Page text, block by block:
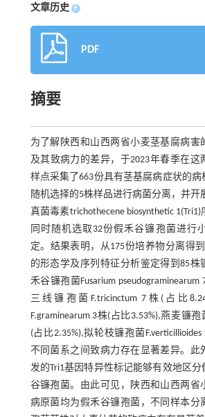
文章历史 +
PDF
摘要
为了解陕西和山西两省小麦茎基腐病害
及其致病力的差异，于2023年春季在这
样点采集了663份具有茎基腐病症状的病
随机选择的5株样品进行病菌分离，并开
真菌毒素trichothecene biosynthetic
同时随机选取32份假禾谷镰孢菌进行
定。结果表明，从175份培养物分离得
的形态学及序列特征分析鉴定得到85株
禾谷镰孢菌Fusarium pseudograminearum
三线镰孢菌F.tricinctum 7株(占比
F.graminearum 3株(占比3.53%),燕麦镰孢
(占比2.35%),拟轮枝镰孢菌F.verticillioides
不同菌系之间致病力存在显著差异。此
发的Tri1基因特异性标记能够有效地区
谷镰孢菌。由此可见，陕西和山西两省
病原菌均为假禾谷镰孢菌，不同样本分